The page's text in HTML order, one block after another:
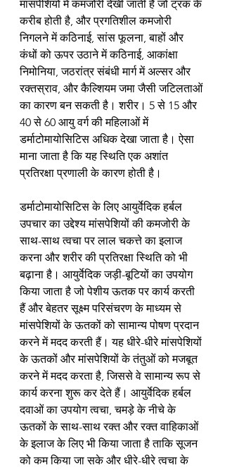
मांसपेशियों में कमजोरी देखी जाती है जो ट्रंक के
करीब होती है, और प्रगतिशील कमजोरी
निगलने में कठिनाई, सांस फूलना, बाहों और
कंधों को ऊपर उठाने में कठिनाई, आकांक्षा
निमोनिया, जठरांत्र संबंधी मार्ग में अल्सर और
रक्तस्राव, और कैल्शियम जमा जैसी जटिलताओं
का कारण बन सकती है। शरीर। 5 से 15 और
40 से 60 आयु वर्ग की महिलाओं में
डर्माटोमायोसिटिस अधिक देखा जाता है। ऐसा
माना जाता है कि यह स्थिति एक अशांत
प्रतिरक्षा प्रणाली के कारण होती है।
डर्माटोमायोसिटिस के लिए आयुर्वेदिक हर्बल
उपचार का उद्देश्य मांसपेशियों की कमजोरी के
साथ-साथ त्वचा पर लाल चकत्ते का इलाज
करना और शरीर की प्रतिरक्षा स्थिति को भी
बढ़ाना है। आयुर्वेदिक जड़ी-बूटियों का उपयोग
किया जाता है जो पेशीय ऊतक पर कार्य करती
हैं और बेहतर सूक्ष्म परिसंचरण के माध्यम से
मांसपेशियों के ऊतकों को सामान्य पोषण प्रदान
करने में मदद करती हैं। यह धीरे-धीरे मांसपेशियों
के ऊतकों और मांसपेशियों के तंतुओं को मजबूत
करने में मदद करता है, जिससे वे सामान्य रूप से
कार्य करना शुरू कर देते हैं। आयुर्वेदिक हर्बल
दवाओं का उपयोग त्वचा, चमड़े के नीचे के
ऊतकों के साथ-साथ रक्त और रक्त वाहिकाओं
के इलाज के लिए भी किया जाता है ताकि सूजन
को कम किया जा सके और धीरे-धीरे त्वचा के